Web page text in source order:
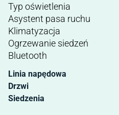
Typ oświetlenia
Asystent pasa ruchu
Klimatyzacja
Ogrzewanie siedzeń
Bluetooth
Linia napędowa
Drzwi
Siedzenia